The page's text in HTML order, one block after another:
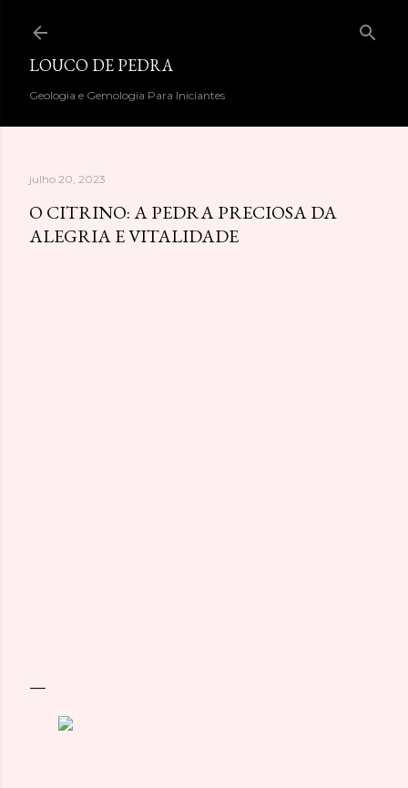
LOUCO DE PEDRA
Geologia e Gemologia Para Iniciantes
julho 20, 2023
O CITRINO: A PEDRA PRECIOSA DA
ALEGRIA E VITALIDADE